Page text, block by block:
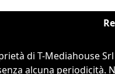
di T-Mediahouse
alcuna periodicità.